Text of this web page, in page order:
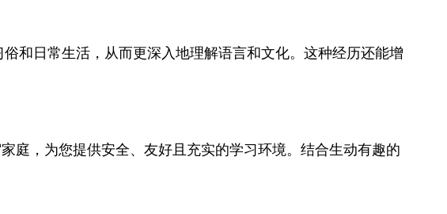
和日常生活，从而更深入地理解语言和文化。这种经历还能增
庭，为您提供安全、友好且充实的学习环境。结合生动有趣的